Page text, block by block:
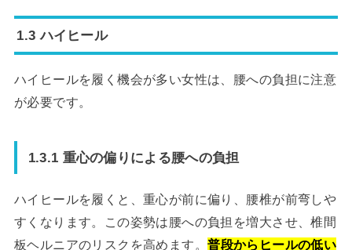
1.3 ハイヒール
ハイヒールを履く機会が多い女性は、腰への負担に注意
が必要です。
1.3.1 重心の偏りによる腰への負担
ハイヒールを履くと、重心が前に偏り、腰椎が前弯しや
すくなります。この姿勢は腰への負担を増大させ、椎間
板ヘルニアのリスクを高めます。普段からヒールの低い